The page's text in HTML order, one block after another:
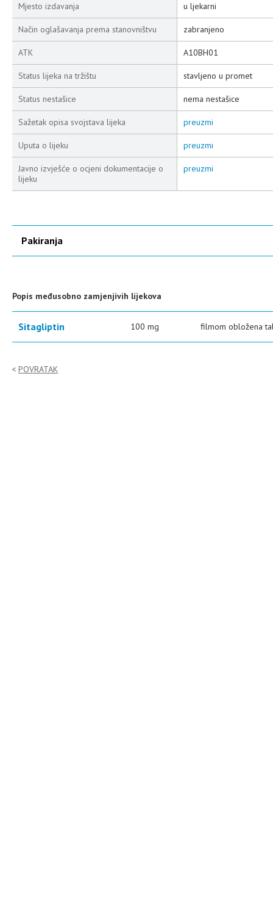
Mjesto izdavanja u ljekarni
Način oglašavanja prema stanovništvu zabranjeno
ATK A10BH01
Status lijeka na tržištu stavljeno u promet
Status nestašice nema nestašice
Sažetak opisa svojstava lijeka preuzmi
Uputa o lijeku preuzmi
Javno izvješće o ocjeni dokumentacije o
lijeku
preuzmi
Pakiranja
Popis međusobno zamjenjivih lijekova
Sitagliptin 100 mg filmom obložena
POVRATAK